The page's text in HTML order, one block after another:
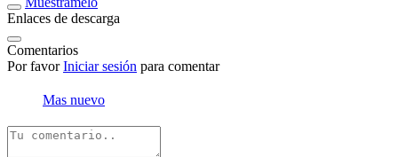
Enlaces de descarga
Comentarios
Por favorIniciar sesión para comentar
Mas nuevo